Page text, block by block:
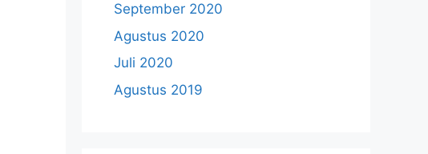
September 2020
Agustus 2020
Juli 2020
Agustus 2019